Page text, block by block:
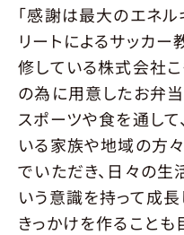
「感謝は最大のエネル
リートによるサッカー
修している株式会社
の為に用意したお弁当
スポーツや食を通して
いる家族や地域の方
でいただき、日々の生
いう意識を持って成
きっかけを作ることも